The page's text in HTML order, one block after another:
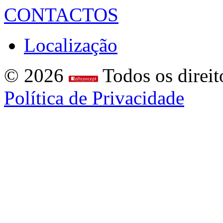
CONTACTOS
Localização
© 2026
Todos os
Política de Privacidade